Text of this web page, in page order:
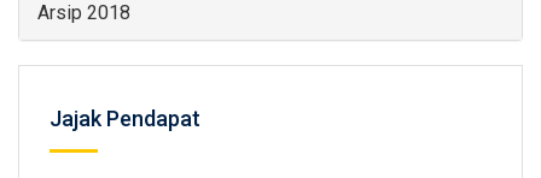
Arsip 2018
Jajak Pendapat